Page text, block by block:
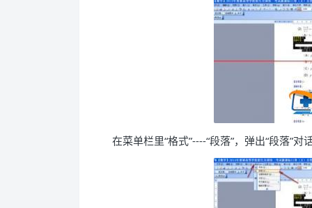
在菜单栏里“格式”----“段落”，弹出“段落”对